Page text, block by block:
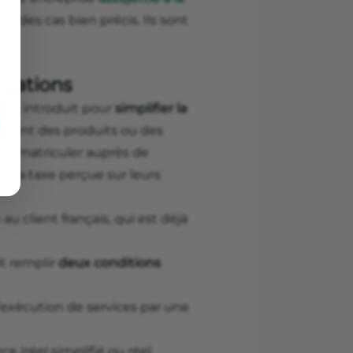
des cas bien précis. Ils sont
introduit pour simplifier la
des produits ou des
auprès de
la taxe perçue sur leurs
client français, qui est déjà
remplir deux conditions
de services par une